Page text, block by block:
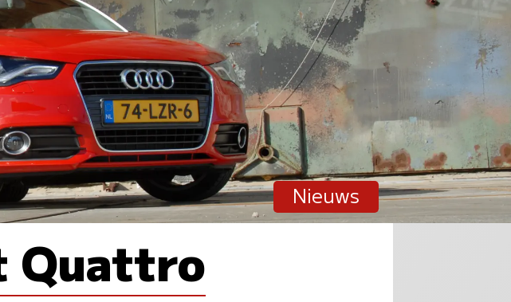
Nieuws
Quattro